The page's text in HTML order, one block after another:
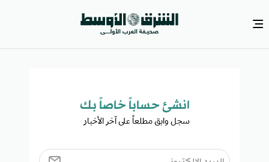
انشئ حساباً خاصاً بك​
سجل وابق مطلعاً على آخر الأخبار ​